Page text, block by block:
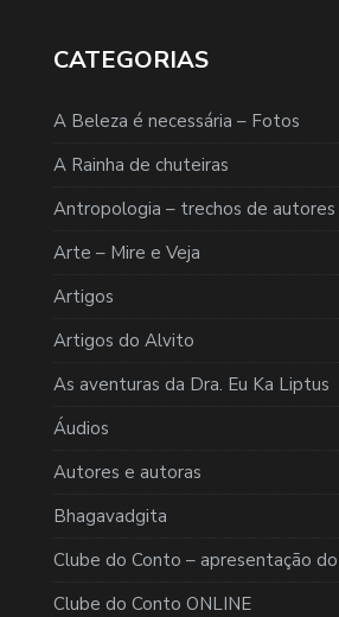
CATEGORIAS
A Beleza é necessária – Fotos
A Rainha de chuteiras
Antropologia – trechos de autores
Arte – Mire e Veja
Artigos
Artigos do Alvito
As aventuras da Dra. Eu Ka Liptus
Áudios
Autores e autoras
Bhagavadgita
Clube do Conto – apresentação
Clube do Conto ONLINE